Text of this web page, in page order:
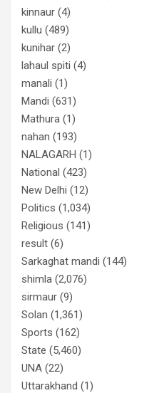
kinnaur (4)
kullu (489)
kunihar (2)
lahaul spiti (4)
manali (1)
Mandi (631)
Mathura (1)
nahan (193)
NALAGARH (1)
National (423)
New Delhi (12)
Politics (1,034)
Religious (141)
result (6)
Sarkaghat mandi (144)
shimla (2,076)
sirmaur (9)
Solan (1,361)
Sports (162)
State (5,460)
UNA (22)
Uttarakhand (1)